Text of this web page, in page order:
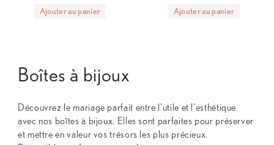
Ajouter au panier Ajouter au panier
Boîtes à bijoux
Découvrez le mariage parfait entre l'utile et l'esthétique
avec nos boîtes à bijoux. Elles sont parfaites pour préserver
et mettre en valeur vos trésors les plus précieux.